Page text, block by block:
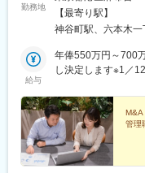
勤務地
＞・東京メトロ日
東京メトロ南北線「
に！
境整備はもちろん
高まります◎※受動
【最寄り駅】
神谷町駅、六本木
給与
年俸550万円～700
し決定します※1／
M&A
管理